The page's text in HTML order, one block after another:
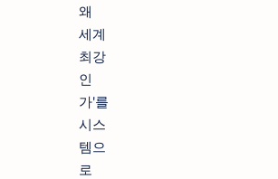
왜
세계
최강
인
가'를
시스
템으
로